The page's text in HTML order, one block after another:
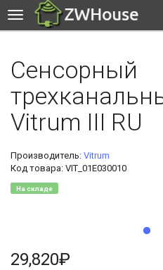
Сенсорный
Vitrum III RU
Производитель: Vitrum
Код товара: VIT_01E030010
На складе
29,820₽